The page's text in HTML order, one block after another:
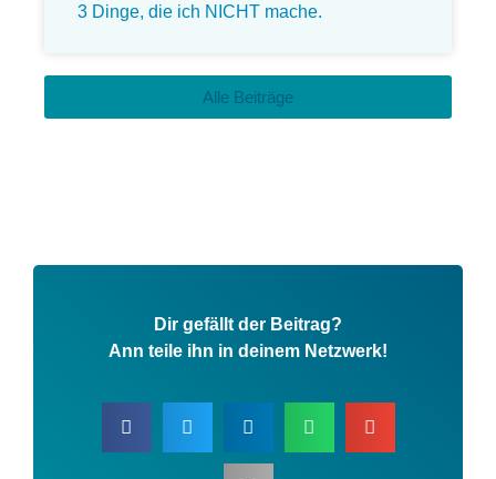
3 Dinge, die ich NICHT mache.
Alle Beiträge
Dir gefällt der Beitrag?
Ann teile ihn in deinem Netzwerk!